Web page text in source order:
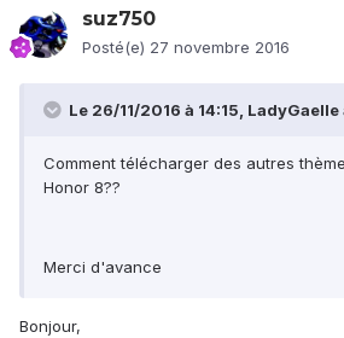
suz750
Posté(e) 27 novembre 2016
Le 26/11/2016 à 14:15, LadyGaelle
Comment télécharger des autres
Honor 8??
Merci d'avance
Bonjour,